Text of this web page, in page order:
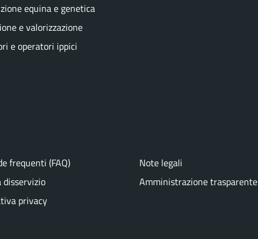
equina e genetica
e valorizzazione
e operatori ippici
frequenti (FAQ)
disservizio
privacy
Note legali
Amministrazione trasparente